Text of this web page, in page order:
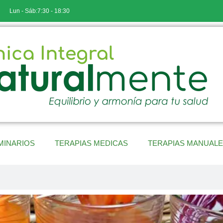
Lun - Sáb:7:30 - 18:30
TERAPIAS MEDICAS TERAPIAS